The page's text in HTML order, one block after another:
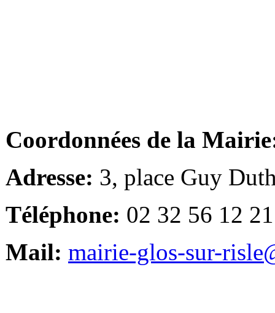
Coordonnées de la
Adresse: 3, place Guy
Téléphone: 02 32 56 12 21
Mail: mairie-glos-sur-